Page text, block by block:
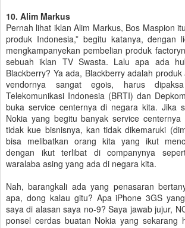
10. Alim Markus
Pernah lihat iklan Alim Markus, Bos Maspion
produk Indonesia,” begitu katanya, dengan
mengkampanyekan pembelian produk
sebuah iklan TV Swasta. Lalu apa ada
Blackberry? Ya ada, Blackberry adalah
vendornya sangat egois, harus
Telekomunikasi Indonesia (BRTI) dan
buka service centernya di negara kita. Jika
Nokia yang begitu banyak service
tidak kue bisnisnya, kan tidak dikemaruki
bisa melibatkan orang kita yang ikut
dengan ikut terlibat di companynya
waralaba asing yang ada di negara kita.
Nah, barangkali ada yang penasaran
apa, dong kalau gitu? Apa iPhone 3GS
saya di alasan saya no-9? Saya jawab jujur,
ponsel cerdas buatan Nokia yang sekarang